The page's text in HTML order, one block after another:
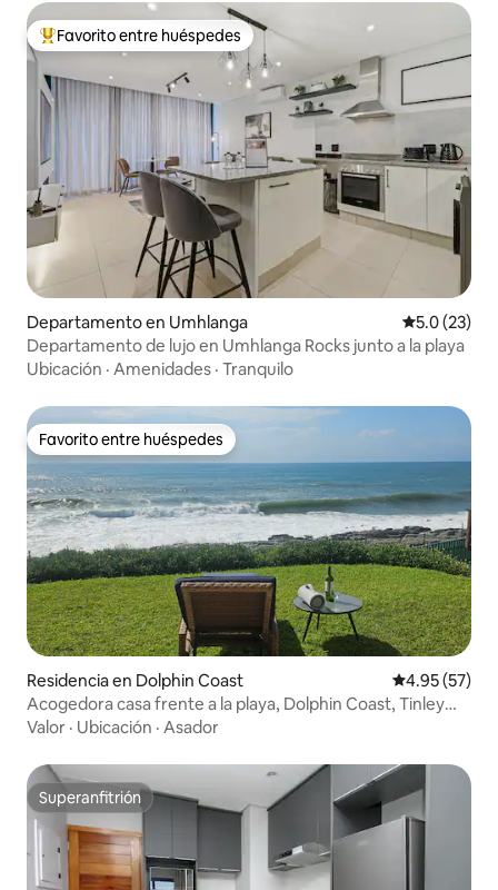
De los mejores en Favorito entre huéspedes
Favorito entre huéspedes
Departamento en Umhlanga Calificación
5.0 (23)
Departamento de lujo en Umhlanga Rocks junto a la playa
Ubicación · Amenidades · Tranquilo
Favorito entre huéspedes
Favorito entre huéspedes
Residencia en Dolphin Coast Calificación
4.95 (57)
Acogedora casa frente a la playa, Dolphin Coast, Tinley
Manor
Valor · Ubicación · Asador
Superanfitrión
Superanfitrión